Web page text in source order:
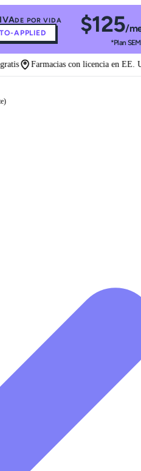
DE POR VIDA
APPLIED $125/
*Plan
Farmacias con licencia en EE.